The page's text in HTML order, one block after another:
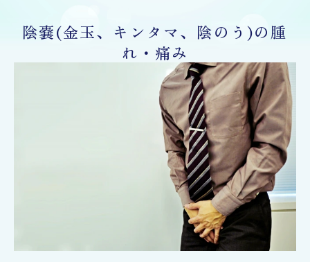
陰嚢(金玉、キンタマ、陰のう)の腫
れ・痛み